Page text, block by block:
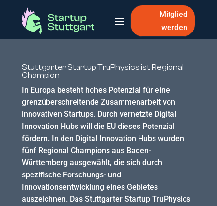
Mitglied
werden
Stuttgarter Startup TruPhysics ist Regional
Champion
In Europa besteht hohes Potenzial für eine
grenzüberschreitende Zusammenarbeit von
innovativen Startups. Durch vernetzte Digital
Innovation Hubs will die EU dieses Potenzial
fördern. In den Digital Innovation Hubs wurden
fünf Regional Champions aus Baden-
Württemberg ausgewählt, die sich durch
spezifische Forschungs- und
Innovationsentwicklung eines Gebietes
auszeichnen. Das Stuttgarter Startup TruPhysics